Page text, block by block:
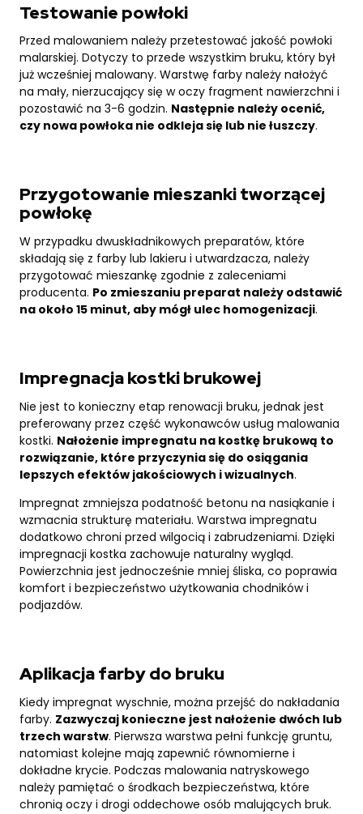
Testowanie powłoki
Przed malowaniem należy przetestować jakość powłoki
malarskiej. Dotyczy to przede wszystkim bruku, który był
już wcześniej malowany. Warstwę farby należy nałożyć
na mały, nierzucający się w oczy fragment nawierzchni i
pozostawić na 3-6 godzin. Następnie należy ocenić,
czy nowa powłoka nie odkleja się lub nie łuszczy.
Przygotowanie mieszanki tworzącej
powłokę
W przypadku dwuskładnikowych preparatów, które
składają się z farby lub lakieru i utwardzacza, należy
przygotować mieszankę zgodnie z zaleceniami
producenta. Po zmieszaniu preparat należy odstawić
na około 15 minut, aby mógł ulec homogenizacji.
Impregnacja kostki brukowej
Nie jest to konieczny etap renowacji bruku, jednak jest
preferowany przez część wykonawców usług malowania
kostki. Nałożenie impregnatu na kostkę brukową to
rozwiązanie, które przyczynia się do osiągania
lepszych efektów jakościowych i wizualnych.
Impregnat zmniejsza podatność betonu na nasiąkanie i
wzmacnia strukturę materiału. Warstwa impregnatu
dodatkowo chroni przed wilgocią i zabrudzeniami. Dzięki
impregnacji kostka zachowuje naturalny wygląd.
Powierzchnia jest jednocześnie mniej śliska, co poprawia
komfort i bezpieczeństwo użytkowania chodników i
podjazdów.
Aplikacja farby do bruku
Kiedy impregnat wyschnie, można przejść do nakładania
farby. Zazwyczaj konieczne jest nałożenie dwóch lub
trzech warstw. Pierwsza warstwa pełni funkcję gruntu,
natomiast kolejne mają zapewnić równomierne i
dokładne krycie. Podczas malowania natryskowego
należy pamiętać o środkach bezpieczeństwa, które
chronią oczy i drogi oddechowe osób malujących bruk.